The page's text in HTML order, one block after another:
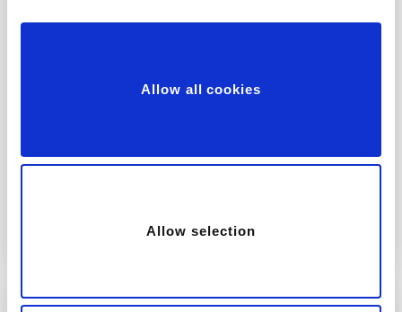
Allow all cookies
Allow selection
πυρόσβεσης, εξοπλισμός